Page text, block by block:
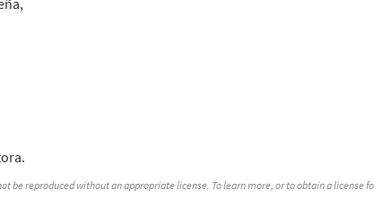
be reproduced without an appropriate license. To learn more, or to obtain a license